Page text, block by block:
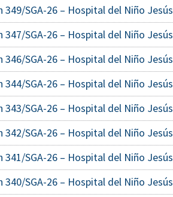
349/SGA-26 – Hospital del Niño Jesús
347/SGA-26 – Hospital del Niño Jesús
346/SGA-26 – Hospital del Niño Jesús
344/SGA-26 – Hospital del Niño Jesús
343/SGA-26 – Hospital del Niño Jesús
342/SGA-26 – Hospital del Niño Jesús
341/SGA-26 – Hospital del Niño Jesús
340/SGA-26 – Hospital del Niño Jesús